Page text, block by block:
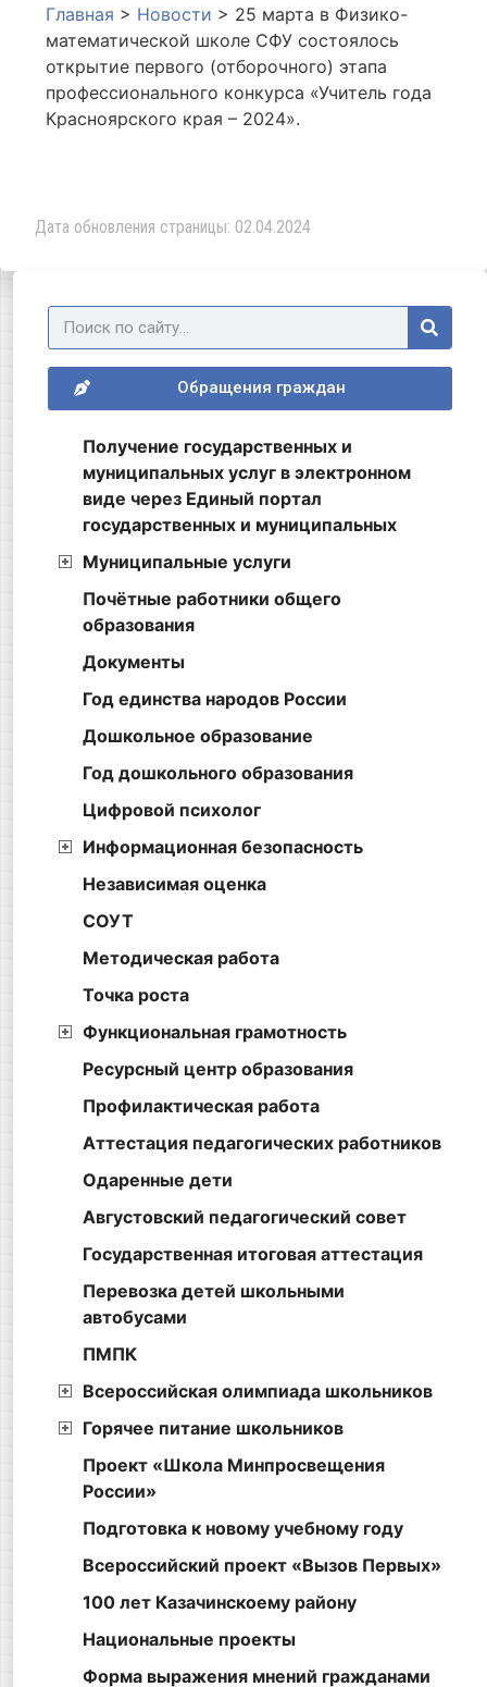
Главная > Новости > 25 марта в Физико-
математической школе СФУ состоялось
открытие первого (отборочного) этапа
профессионального конкурса «Учитель года
Красноярского края – 2024».
Дата обновления страницы: 02.04.2024
Обращения граждан
Получение государственных и
муниципальных услуг в электронном
виде через Единый портал
государственных и муниципальных
Муниципальные услуги
Почётные работники общего
образования
Документы
Год единства народов России
Дошкольное образование
Год дошкольного образования
Цифровой психолог
Информационная безопасность
Независимая оценка
СОУТ
Методическая работа
Точка роста
Функциональная грамотность
Ресурсный центр образования
Профилактическая работа
Аттестация педагогических работников
Одаренные дети
Августовский педагогический совет
Государственная итоговая аттестация
Перевозка детей школьными
автобусами
ПМПК
Всероссийская олимпиада школьников
Горячее питание школьников
Проект «Школа Минпросвещения
России»
Подготовка к новому учебному году
Всероссийский проект «Вызов Первых»
100 лет Казачинскоему району
Национальные проекты
Форма выражения мнений гражданами